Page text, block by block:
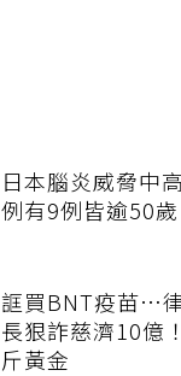
日本腦炎威脅中
例有9例皆逾50歲
誆買BNT疫苗…
長狠詐慈濟10億
斤黃金